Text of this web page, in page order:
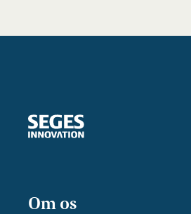
Om os